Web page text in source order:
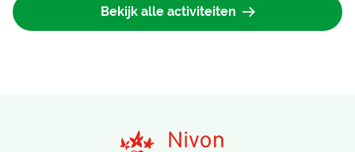
Bekijk alle activiteiten